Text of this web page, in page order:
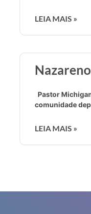
LEIA MAIS »
Pastor
comunidade
LEIA MAIS »